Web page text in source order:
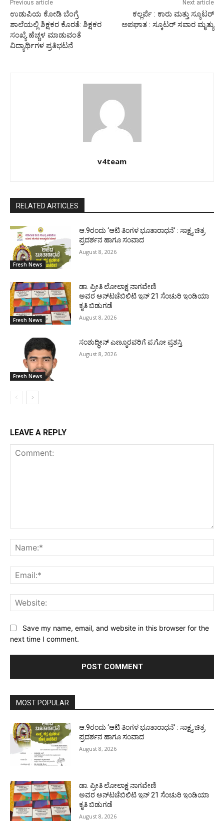
Previous article
ಉಡುಪಿಯ ಕೋಡಿ ಬೆಂಗ್ರೆ
ಶಾಲೆಯಲ್ಲಿ ಶಿಕ್ಷಕರ ಕೊರತೆ: ಶಿಕ್ಷಕರ
ಸಂಖ್ಯೆ ಹೆಚ್ಚಳ ಮಾಡುವಂತೆ
ವಿದ್ಯಾರ್ಥಿಗಳ ಪ್ರತಿಭಟನೆ
Next article
ಕಲ್ಲರ್ಪೆ : ಕಾರು ಮತ್ತು ಸ್ಕೂಟರ್
ಅಪಘಾತ : ಸ್ಕೂಟರ್ ಸವಾರ ಮೃತ್ಯು
v4team
RELATED ARTICLES
Fresh News
ಆ.9ರಂದು ‘ಆಟಿ ತಿಂಗಳ ಭೂತಾರಾಧನೆ’ : ಸಾಕ್ಷ್ಯ ಚಿತ್ರ
ಪ್ರದರ್ಶನ ಹಾಗೂ ಸಂವಾದ
August 8, 2026
Fresh News
ಡಾ. ಪ್ರೀತಿ ಲೋಲಾಕ್ಷ ನಾಗವೇಣಿ
ಅವರ ಅನ್‌ಟಚೆಬಿಲಿಟಿ ಇನ್ 21 ಸೆಂಚುರಿ ಇಂಡಿಯಾ
ಕೃತಿ ಬಿಡುಗಡೆ
August 8, 2026
Fresh News
ಸಂಶುದ್ಧೀನ್ ಎಣ್ಮೂರವರಿಗೆ ಪ.ಗೋ ಪ್ರಶಸ್ತಿ
August 8, 2026
LEAVE A REPLY
Save my name, email, and website in this browser for the
next time I comment.
MOST POPULAR
ಆ.9ರಂದು ‘ಆಟಿ ತಿಂಗಳ ಭೂತಾರಾಧನೆ’ : ಸಾಕ್ಷ್ಯ ಚಿತ್ರ
ಪ್ರದರ್ಶನ ಹಾಗೂ ಸಂವಾದ
August 8, 2026
ಡಾ. ಪ್ರೀತಿ ಲೋಲಾಕ್ಷ ನಾಗವೇಣಿ
ಅವರ ಅನ್‌ಟಚೆಬಿಲಿಟಿ ಇನ್ 21 ಸೆಂಚುರಿ ಇಂಡಿಯಾ
ಕೃತಿ ಬಿಡುಗಡೆ
August 8, 2026